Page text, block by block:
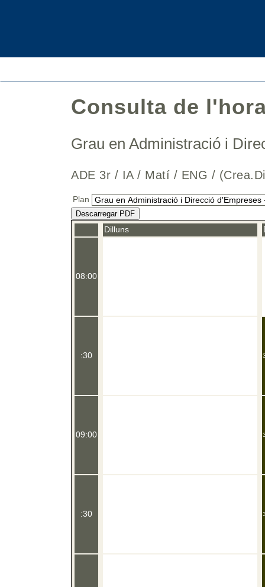
Consulta de
Grau en Administració i
ADE 3r / IA / Matí / ENG /
Plan
Descarregar PDF
08:00
:30
09:00
:30
Dilluns